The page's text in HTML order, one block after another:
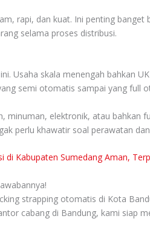
rapi, dan kuat. Ini penting
selama proses distribusi.
Usaha skala menengah bahkan
semi otomatis sampai yang full
minuman, elektronik, atau
perlu khawatir soal perawatan
Kabupaten Sumedang Aman,
strapping otomatis di Kota
cabang di Bandung, kami siap